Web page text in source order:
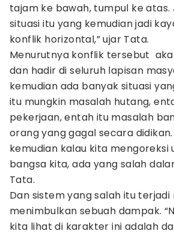
tajam ke bawah, tumpul ke atas.
situasi itu yang kemudian jadi
konflik horizontal,” ujar Tata.
Menurutnya konflik tersebut
dan hadir di seluruh lapisan
kemudian ada banyak situasi
itu mungkin masalah hutang,
pekerjaan, entah itu masalah
orang yang gagal secara didikan.
kemudian kalau kita mengoreksi
bangsa kita, ada yang salah
Tata.
Dan sistem yang salah itu terjadi
menimbulkan sebuah dampak.
kita lihat di karakter ini adalah